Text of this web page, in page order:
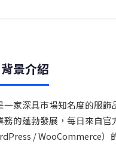
景介紹
一家深具市場知名度的服飾
務的蓬勃發展，每日來自官
/ WooCommerce）